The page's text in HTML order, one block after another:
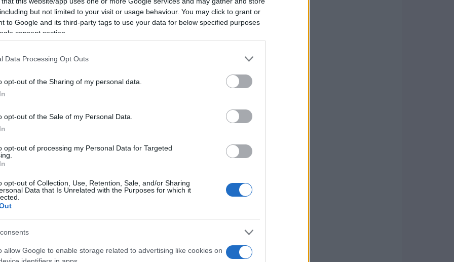
but not limited to your visit or usage behaviour. You may click to grant or
to Google and its third-party tags to use your data for below specified purposes
consent section.
Data Processing Opt Outs
opt-out of the Sharing of my personal data.
opt-out of the Sale of my Personal Data.
opt-out of processing my Personal Data for Targeted
opt-out of Collection, Use, Retention, Sale, and/or Sharing
Data that Is Unrelated with the Purposes for which it
allow Google to enable storage related to advertising like cookies on
si intravedono frammenti della
fatto parla apertamente delle ferite lasciate
sulla memoria della sorella. La scelta di
che strategiche, legate alla
di presidiare una fascia oraria sensibile.
e attese
Poggipresenta passi anticipati in cui il